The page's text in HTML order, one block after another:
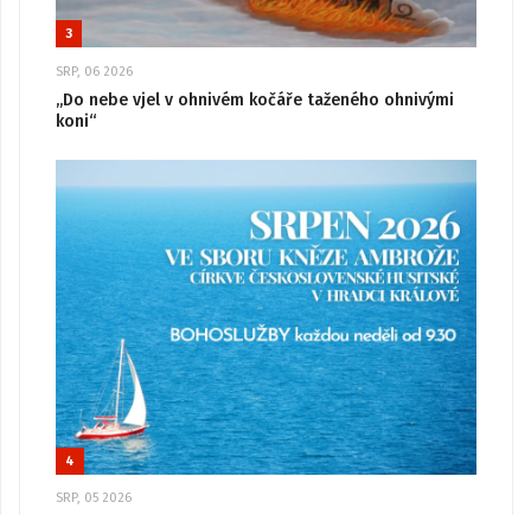
3
SRP, 06 2026
„Do nebe vjel v ohnivém kočáře taženého ohnivými
koni“
4
SRP, 05 2026